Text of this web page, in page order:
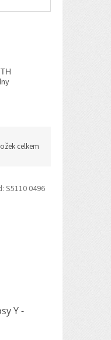
celkem
Y -
S5110 0496